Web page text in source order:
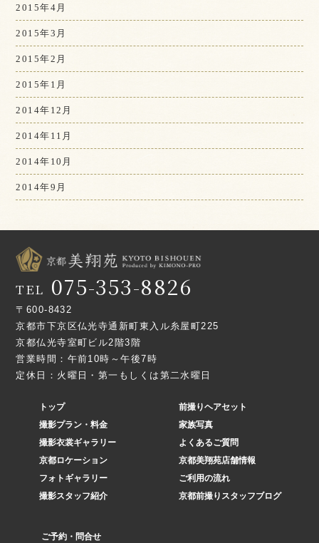
2015年4月
2015年3月
2015年2月
2015年1月
2014年12月
2014年11月
2014年10月
2014年9月
TEL 075-353-8826
〒600-8432
京都市下京区仏光寺通新町東入ル糸屋町225
京都仏光寺室町ビル2階3階
営業時間：午前10時～午後7時
定休日：火曜日・第一もしくは第二水曜日
トップ
撮影プラン・料金
撮影衣裳ギャラリー
京都ロケーション
フォトギャラリー
撮影スタッフ紹介
前撮りヘアセット
家族写真
よくあるご質問
京都美翔苑店舗情報
ご利用の流れ
京都前撮りスタッフブログ
ご予約・問合せ